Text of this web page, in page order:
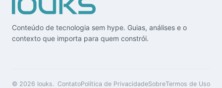
Conteúdo de tecnologia sem hype. Guias, análises e o
contexto que importa para quem constrói.
© 2026 Iouks. ContatoPolítica de PrivacidadeSobreTermos de Uso